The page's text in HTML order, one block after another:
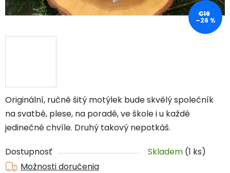
Originální, ručně šitý motýlek bude skvělý společník
na svatbě, plese, na poradě, ve škole i u každé
jedinečné chvíle. Druhý takový nepotkáš.
Dostupnosť Skladem (1 ks)
Možnosti doručenia
€19
–26 %